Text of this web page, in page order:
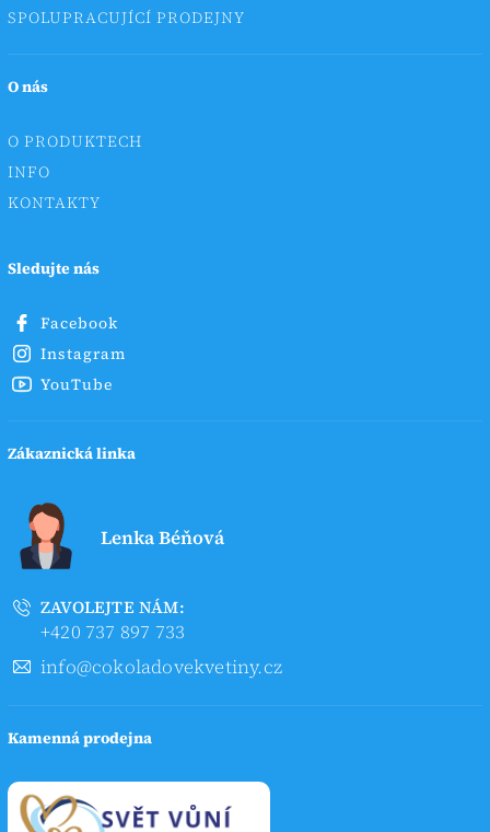
SPOLUPRACUJÍCÍ PRODEJNY
O nás
O PRODUKTECH
INFO
KONTAKTY
Sledujte nás
Facebook
Instagram
YouTube
Zákaznická linka
Lenka Béňová
ZAVOLEJTE NÁM:
+420 737 897 733
info@cokoladovekvetiny.cz
Kamenná prodejna